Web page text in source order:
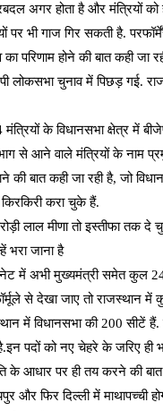
अगर होता है और मंत्रियों को
पर भी गाज गिर सकती है.
परिणाम होने की बात कही जा
लोकसभा चुनाव में पिछड़ गई.
के विधानसभा क्षेत्र में
से आने वाले मंत्रियों के नाम
की बात कही जा रही है, जो
करा चुके हैं.
लाल मीणा तो इस्तीफा तक दे
भरा जाना है
में अभी मुख्यमंत्री समेत कुल
से देखा जाए तो राजस्थान में
में विधानसभा की 200 सीटें हैं.
पदों को नए चेहरे के जरिए ही
के आधार पर ही तय करने की बात
और फिर दिल्ली में माथापच्ची